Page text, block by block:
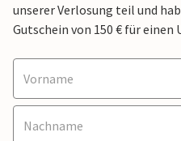
unserer Verlosung teil und
Gutschein von 150 € für einen